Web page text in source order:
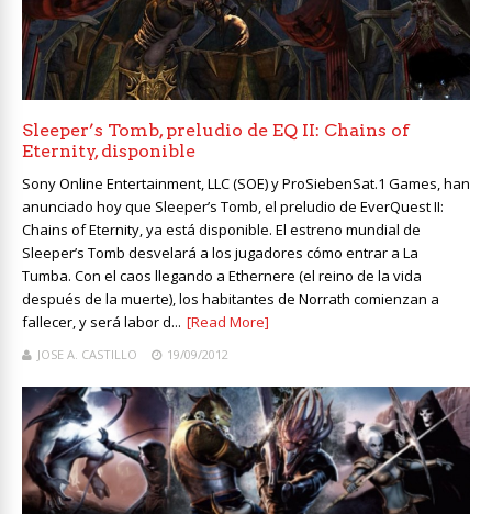
Sleeper’s Tomb, preludio de EQ II: Chains of
Eternity, disponible
Sony Online Entertainment, LLC (SOE) y ProSiebenSat.1 Games, han
anunciado hoy que Sleeper’s Tomb, el preludio de EverQuest II:
Chains of Eternity, ya está disponible. El estreno mundial de
Sleeper’s Tomb desvelará a los jugadores cómo entrar a La
Tumba. Con el caos llegando a Ethernere (el reino de la vida
después de la muerte), los habitantes de Norrath comienzan a
fallecer, y será labor d... [Read More]
JOSE A. CASTILLO 19/09/2012